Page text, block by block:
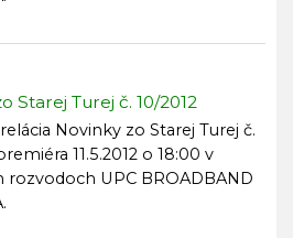
Starej Turej č. 10/2012
Novinky zo Starej Turej č.
11.5.2012 o 18:00 v
rozvodoch UPC BROADBAND